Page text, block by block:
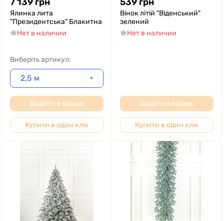
Ялинка лита
"Президентська" Блакитна
Нет в наличии
Виберіть артикул:
2,5 м
Додати в кошик
Купити в один клік
Вінок літій "Віденський"
зелений
Нет в наличии
Додати в кошик
Купити в один клік